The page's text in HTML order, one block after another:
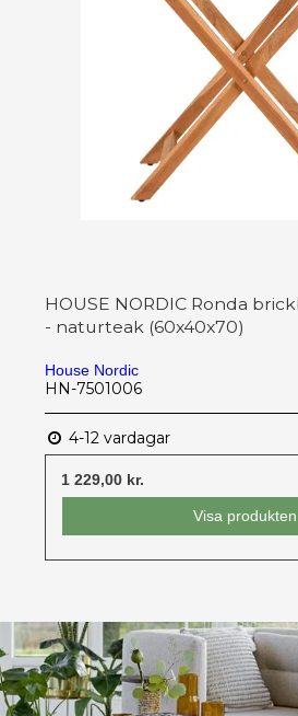
HOUSE NORDIC Ronda
- naturteak (60x40x70)
House Nordic
HN-7501006
4-12 vardagar
1 229,00 kr.
Visa produkten